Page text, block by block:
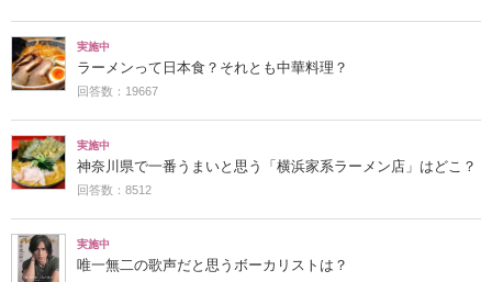
実施中
ラーメンって日本食？それとも中華料理？
回答数：19667
実施中
神奈川県で一番うまいと思う「横浜家系ラーメン店」はどこ？
回答数：8512
実施中
唯一無二の歌声だと思うボーカリストは？